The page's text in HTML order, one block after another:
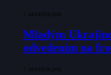
7. AUGUSTA 2026
Mladým
odvedením na
7. AUGUSTA 2026